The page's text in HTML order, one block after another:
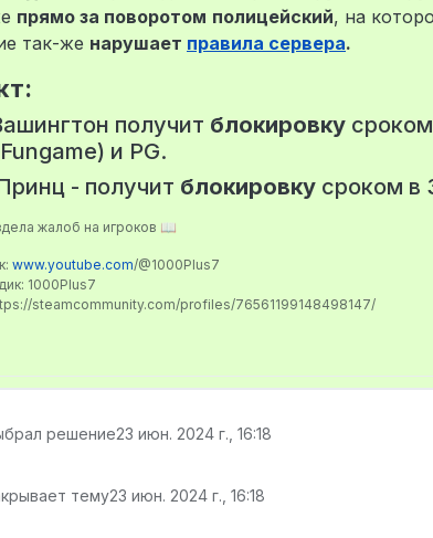
прямо за поворотом полицейский, на
так-же нарушает правила сервера.
получит блокировку
и PG.
- получит блокировку сроком в
жалоб на игроков 📖
www.youtube.com/@1000Plus7
1000Plus7
steamcommunity.com/profiles/76561199148498147/
решение23 июн. 2024 г., 16:18
тему23 июн. 2024 г., 16:18